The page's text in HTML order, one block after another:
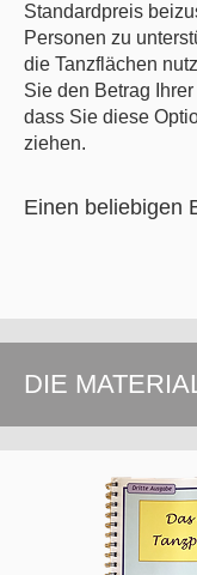
Standardpreis
Personen zu
die Tanzflächen
Sie den Betrag
dass Sie diese
ziehen.
Einen beliebigen
DIE